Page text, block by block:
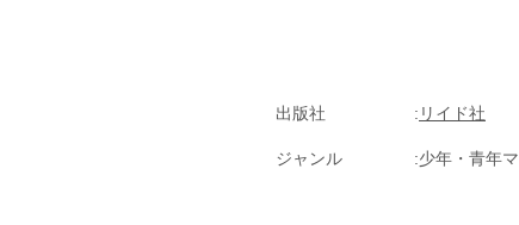
出版社 リイド社
ジャンル 少年・青年